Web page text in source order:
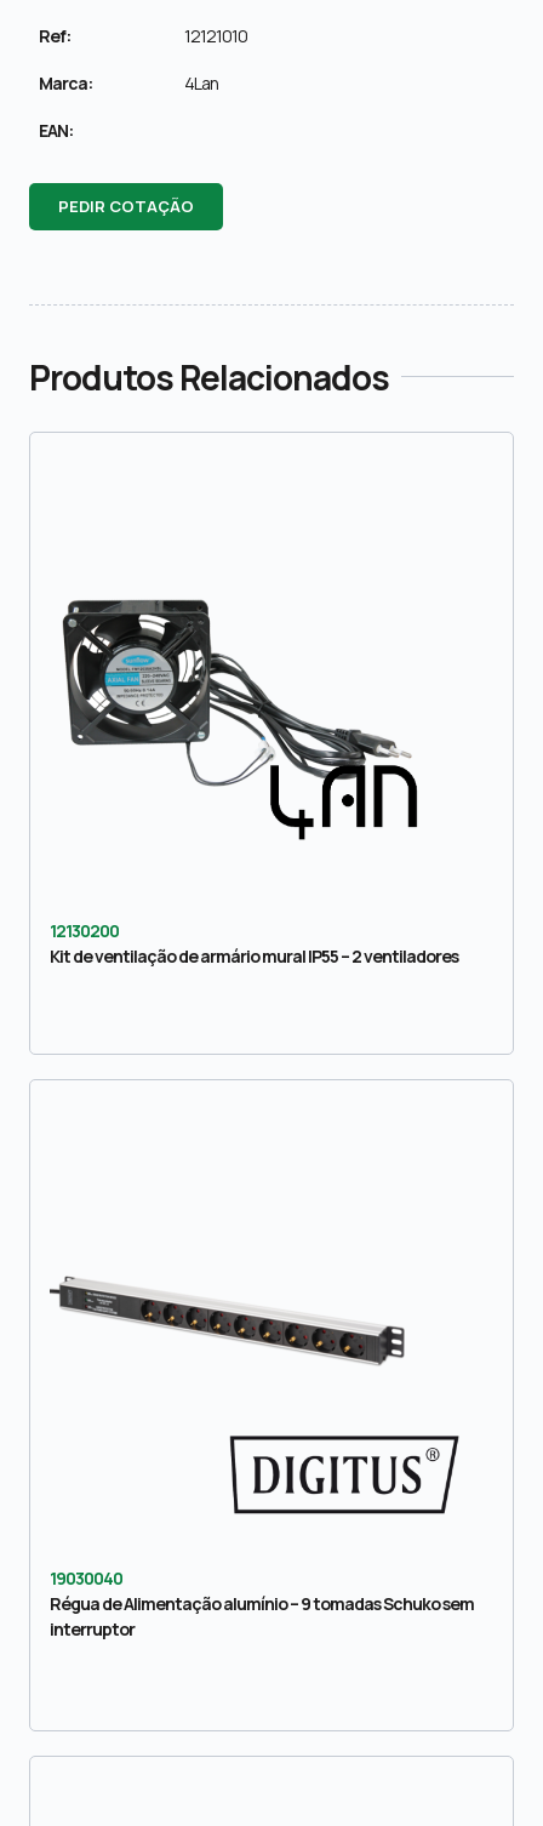
Ref: 12121010
Marca: 4Lan
EAN:
PEDIR COTAÇÃO
Produtos Relacionados
12130200
Kit de ventilação de armário mural IP55 – 2 ventiladores
19030040
Régua de Alimentação alumínio – 9 tomadas Schuko sem
interruptor